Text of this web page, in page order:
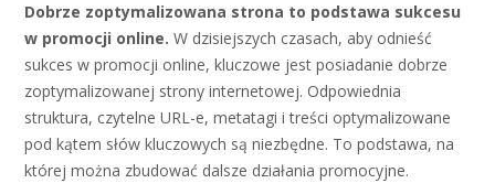
Dobrze zoptymalizowana strona to podstawa sukcesu
w promocji online. W dzisiejszych czasach, aby odnieść
sukces w promocji online, kluczowe jest posiadanie dobrze
zoptymalizowanej strony internetowej. Odpowiednia
struktura, czytelne URL-e, metatagi i treści optymalizowane
pod kątem słów kluczowych są niezbędne. To podstawa, na
której można zbudować dalsze działania promocyjne.